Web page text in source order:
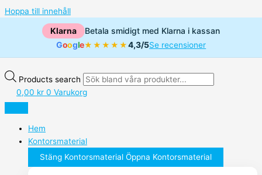
Hoppa till innehåll
Klarna
Betala smidigt med Klarna i kassan
Google★★★★★4,3/5Se recensioner
Products search
0,00 kr 0 Varukorg
Hem
Kontorsmaterial
Stäng Kontorsmaterial Öppna Kontorsmaterial